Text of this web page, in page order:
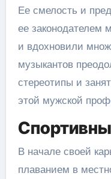
Ее смелость и
ее законодателем
и вдохновили
музыкантов
стереотипы и
этой мужской
В начале своей
плаванием в